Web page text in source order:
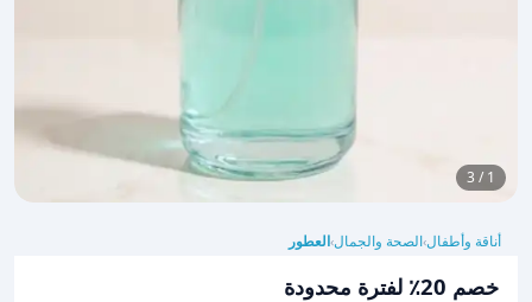
1 / 3
أناقة وأطفال›الصحة والجمال›العطور
خصم 20٪ لفترة محدودة